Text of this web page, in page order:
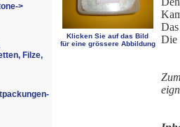
>
Filze,
Klicken Sie auf das Bild
für eine grössere Abbildung
Die